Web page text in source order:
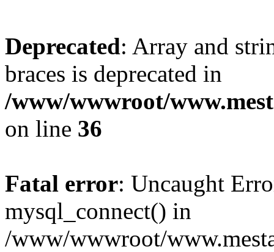
Deprecated: Array and
braces is deprecated in
/www/wwwroot/
on line 36
Fatal error: Uncaught
mysql_connect() in
/www/wwwroot/